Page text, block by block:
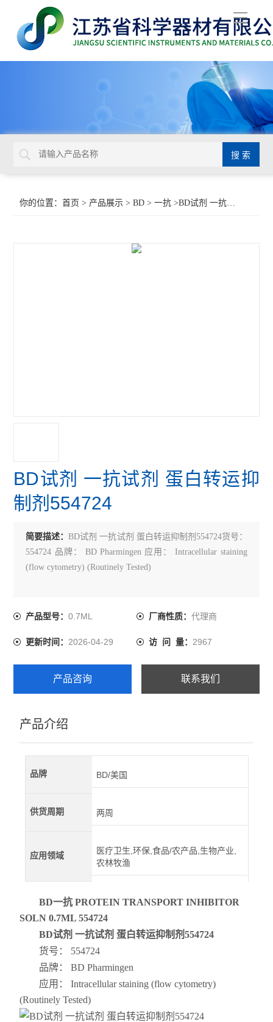
导
航
你的位置：首页 > 产品展示 >BD >一抗 >BD试剂 一抗试剂 蛋白转运抑制剂554724
BD试剂 一抗试剂 蛋白转运抑
制剂554724
简要描述：BD试剂 一抗试剂 蛋白转运抑制剂554724货号：
554724 品牌： BD Pharmingen 应用： Intracellular staining
(flow cytometry) (Routinely Tested)
产品型号：0.7ML 厂商性质： 代理商
更新时间：2026-04-29 访 问 量： 2967
产品咨询 联系我们
产品介绍
品牌 BD/美国
供货周期 两周
应用领域
医疗卫生,环保,食品/农产品,生物产业,
农林牧渔
BD一抗 PROTEIN TRANSPORT INHIBITOR
SOLN 0.7ML 554724
BD试剂 一抗试剂 蛋白转运抑制剂554724
货号： 554724
品牌： BD Pharmingen
应用： Intracellular staining (flow cytometry)
(Routinely Tested)